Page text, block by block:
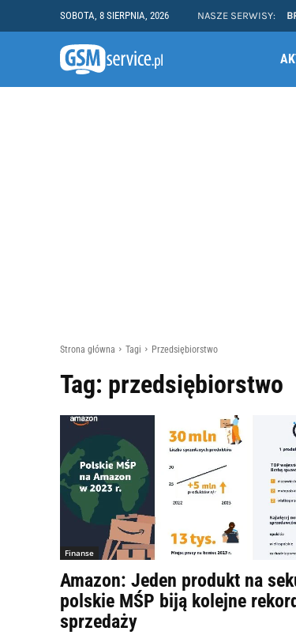
SOBOTA, 8 SIERPNIA, 2026 NASZE SERWISY:
Strona główna Tagi Przedsiębiorstwo
Tag: przedsiębiorstwo
Finanse
Amazon: Jeden produkt na
polskie MŚP biją kolejne
sprzedaży